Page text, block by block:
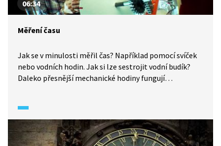
06:34
Měření času
Jak se v minulosti měřil čas? Například pomocí svíček
nebo vodních hodin. Jak si lze sestrojit vodní budík?
Daleko přesnější mechanické hodiny fungují